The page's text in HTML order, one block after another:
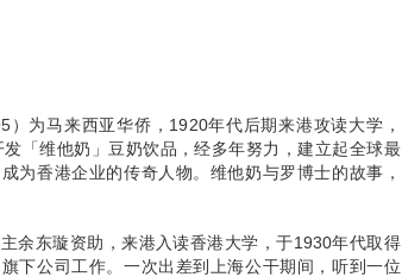
）为马来西亚华侨，1920年代后期来港攻读大学，
「维他奶」豆奶饮品，经多年努力，建立起全球最
为香港企业的传奇人物。维他奶与罗博士的故事，
余东璇资助，来港入读香港大学，于1930年代取得
下公司工作。一次出差到上海公干期间，听到一位